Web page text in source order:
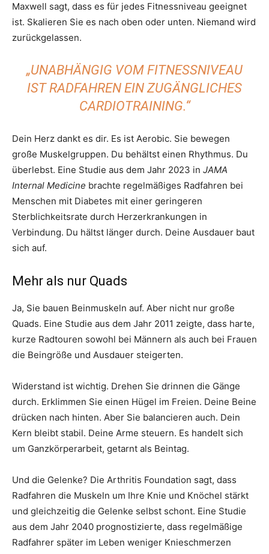
Maxwell sagt, dass es für jedes Fitnessniveau geeignet
ist. Skalieren Sie es nach oben oder unten. Niemand wird
zurückgelassen.
„UNABHÄNGIG VOM FITNESSNIVEAU
IST RADFAHREN EIN ZUGÄNGLICHES
CARDIOTRAINING.“
Dein Herz dankt es dir. Es ist Aerobic. Sie bewegen
große Muskelgruppen. Du behältst einen Rhythmus. Du
überlebst. Eine Studie aus dem Jahr 2023 in JAMA
Internal Medicine brachte regelmäßiges Radfahren bei
Menschen mit Diabetes mit einer geringeren
Sterblichkeitsrate durch Herzerkrankungen in
Verbindung. Du hältst länger durch. Deine Ausdauer baut
sich auf.
Mehr als nur Quads
Ja, Sie bauen Beinmuskeln auf. Aber nicht nur große
Quads. Eine Studie aus dem Jahr 2011 zeigte, dass harte,
kurze Radtouren sowohl bei Männern als auch bei Frauen
die Beingröße und Ausdauer steigerten.
Widerstand ist wichtig. Drehen Sie drinnen die Gänge
durch. Erklimmen Sie einen Hügel im Freien. Deine Beine
drücken nach hinten. Aber Sie balancieren auch. Dein
Kern bleibt stabil. Deine Arme steuern. Es handelt sich
um Ganzkörperarbeit, getarnt als Beintag.
Und die Gelenke? Die Arthritis Foundation sagt, dass
Radfahren die Muskeln um Ihre Knie und Knöchel stärkt
und gleichzeitig die Gelenke selbst schont. Eine Studie
aus dem Jahr 2040 prognostizierte, dass regelmäßige
Radfahrer später im Leben weniger Knieschmerzen